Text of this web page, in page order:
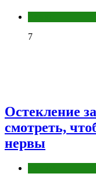
7
Остекление
смотреть,
нервы